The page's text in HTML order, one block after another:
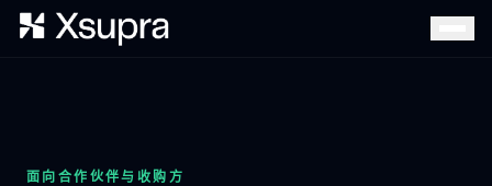
面向合作伙伴与收购方